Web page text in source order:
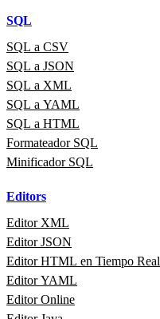
SQL
SQL a CSV
SQL a JSON
SQL a XML
SQL a YAML
SQL a HTML
Formateador SQL
Minificador SQL
Editors
Editor XML
Editor JSON
Editor HTML en Tiempo Real
Editor YAML
Editor Online